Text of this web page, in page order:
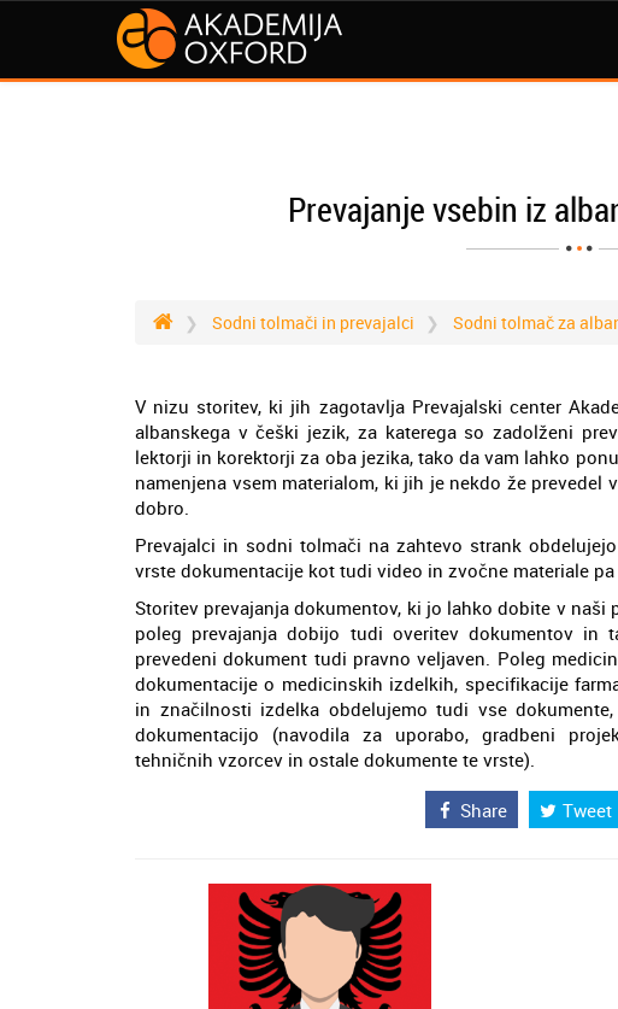
Prevajanje vsebin iz
Sodni tolmači in prevajalci Sodni tolmač za
V nizu storitev, ki jih zagotavlja Prevajalski center
albanskega v češki jezik, za katerega so zadolženi
lektorji in korektorji za oba jezika, tako da vam lahko
namenjena vsem materialom, ki jih je nekdo že
dobro.
Prevajalci in sodni tolmači na zahtevo strank
vrste dokumentacije kot tudi video in zvočne materiale
Storitev prevajanja dokumentov, ki jo lahko dobite v
poleg prevajanja dobijo tudi overitev dokumentov
prevedeni dokument tudi pravno veljaven. Poleg
dokumentacije o medicinskih izdelkih, specifikacije
in značilnosti izdelka obdelujemo tudi vse
dokumentacijo (navodila za uporabo, gradbeni
tehničnih vzorcev in ostale dokumente te vrste).
Share Tweet